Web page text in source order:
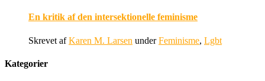
En kritik af den intersektionelle feminisme
Skrevet afKaren M. Larsen underFeminisme, Lgbt
Kategorier